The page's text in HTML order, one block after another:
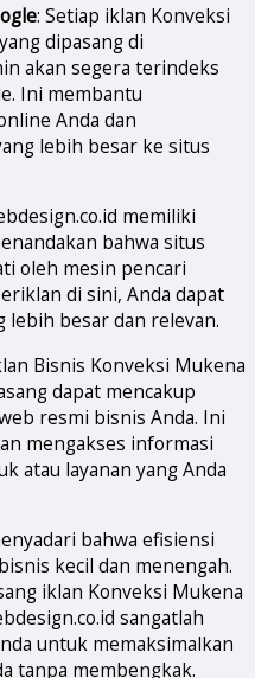
: Setiap iklan Konveksi
dipasang di
akan segera terindeks
Ini membantu
Anda dan
lebih besar ke situs
memiliki
bahwa situs
oleh mesin pencari
di sini, Anda dapat
lebih besar dan relevan.
Bisnis Konveksi Mukena
dapat mencakup
resmi bisnis Anda. Ini
mengakses informasi
atau layanan yang Anda
bahwa efisiensi
kecil dan menengah.
iklan Konveksi Mukena
sangatlah
untuk memaksimalkan
tanpa membengkak.